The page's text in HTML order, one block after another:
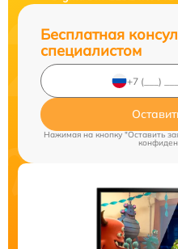
Бесплатная
специалистом
Нажимая на кнопку "Оставить